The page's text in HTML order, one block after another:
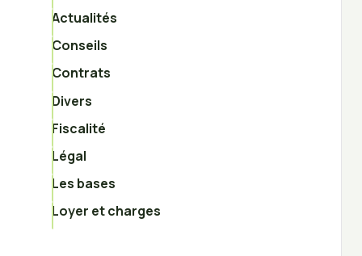
Actualités
Conseils
Contrats
Divers
Fiscalité
Légal
Les bases
Loyer et charges